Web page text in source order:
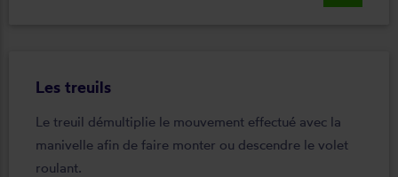
Les treuils
Le treuil démultiplie le mouvement effectué avec la
manivelle afin de faire monter ou descendre le volet
roulant.